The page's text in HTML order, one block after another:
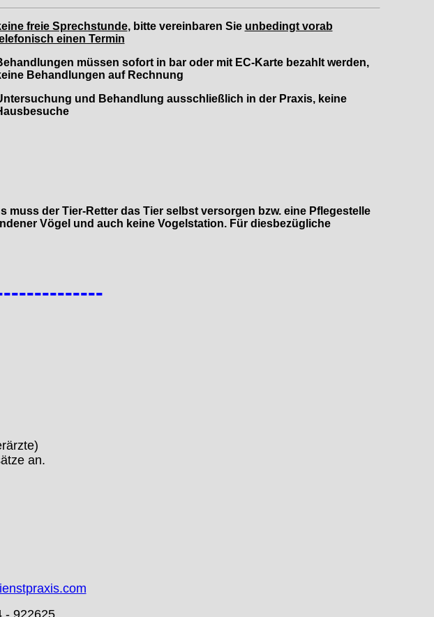
freie Sprechstunde, bitte vereinbaren Sie unbedingt vorab
einen Termin
müssen sofort in bar oder mit EC-Karte bezahlt werden,
Behandlungen auf Rechnung
und Behandlung ausschließlich in der Praxis, keine
der Tier-Retter das Tier selbst versorgen bzw. eine Pflegestelle
Vögel und auch keine Vogelstation. Für diesbezügliche
an.
- 922625